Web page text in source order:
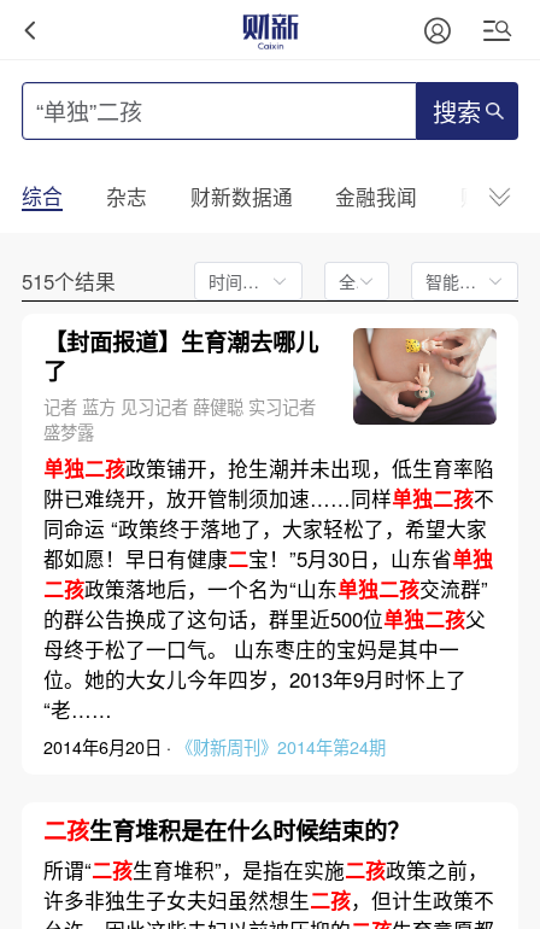
搜索
综合 杂志 财新数据通 金融我闻 财新
515个结果 时间不限 全文 智能排序
【封面报道】生育潮去哪儿
了
记者 蓝方 见习记者 薛健聪 实习记者
盛梦露
单独二孩政策铺开，抢生潮并未出现，低生育率陷
阱已难绕开，放开管制须加速……同样单独二孩不
同命运 “政策终于落地了，大家轻松了，希望大家
都如愿！早日有健康二宝！”5月30日，山东省单独
二孩政策落地后，一个名为“山东单独二孩交流群”
的群公告换成了这句话，群里近500位单独二孩父
母终于松了一口气。 山东枣庄的宝妈是其中一
位。她的大女儿今年四岁，2013年9月时怀上了
“老……
2014年6月20日 · 《财新周刊》2014年第24期
二孩生育堆积是在什么时候结束的？
所谓“二孩生育堆积”，是指在实施二孩政策之前，
许多非独生子女夫妇虽然想生二孩，但计生政策不